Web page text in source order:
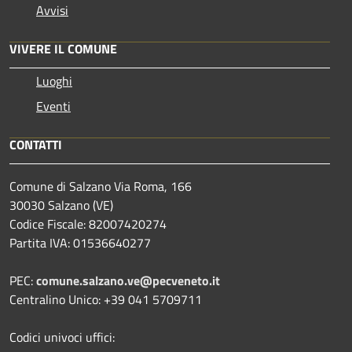
Avvisi
VIVERE IL COMUNE
Luoghi
Eventi
CONTATTI
Comune di Salzano Via Roma, 166
30030 Salzano (VE)
Codice Fiscale: 82007420274
Partita IVA: 01536640277
PEC:comune.salzano.ve@pecveneto.it
Centralino Unico: +39 041 5709711
Codici univoci uffici: